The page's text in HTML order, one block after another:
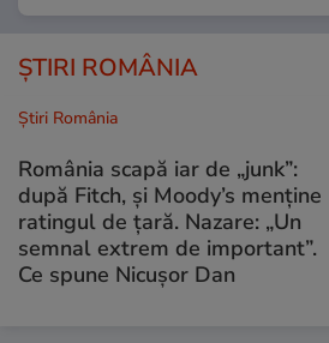
ȘTIRI ROMÂNIA
Știri România
România scapă iar de „junk”:
după Fitch, și Moody’s menține
ratingul de țară. Nazare: „Un
semnal extrem de important”.
Ce spune Nicușor Dan